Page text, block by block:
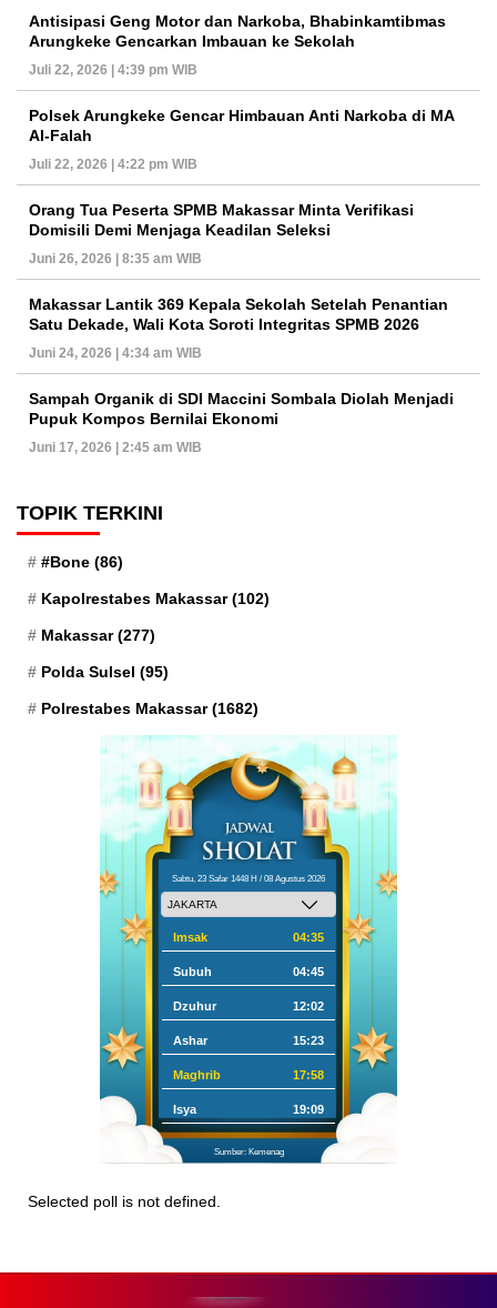
Antisipasi Geng Motor dan Narkoba, Bhabinkamtibmas
Arungkeke Gencarkan Imbauan ke Sekolah
Juli 22, 2026 | 4:39 pm WIB
Polsek Arungkeke Gencar Himbauan Anti Narkoba di MA
Al-Falah
Juli 22, 2026 | 4:22 pm WIB
Orang Tua Peserta SPMB Makassar Minta Verifikasi
Domisili Demi Menjaga Keadilan Seleksi
Juni 26, 2026 | 8:35 am WIB
Makassar Lantik 369 Kepala Sekolah Setelah Penantian
Satu Dekade, Wali Kota Soroti Integritas SPMB 2026
Juni 24, 2026 | 4:34 am WIB
Sampah Organik di SDI Maccini Sombala Diolah Menjadi
Pupuk Kompos Bernilai Ekonomi
Juni 17, 2026 | 2:45 am WIB
TOPIK TERKINI
#Bone (86)
Kapolrestabes Makassar(102)
Makassar(277)
Polda Sulsel (95)
Polrestabes Makassar(1682)
Sabtu, 23 Safar 1448 H / 08 Agustus 2026
Imsak 04:35
Subuh 04:45
Dzuhur 12:02
Ashar 15:23
Maghrib 17:58
Isya 19:09
Sumber: Kemenag
Selected poll is not defined.